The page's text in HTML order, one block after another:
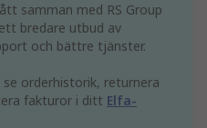
samman med RS Group
bredare utbud av
och bättre tjänster.
orderhistorik, returnera
fakturor i ditt Elfa-